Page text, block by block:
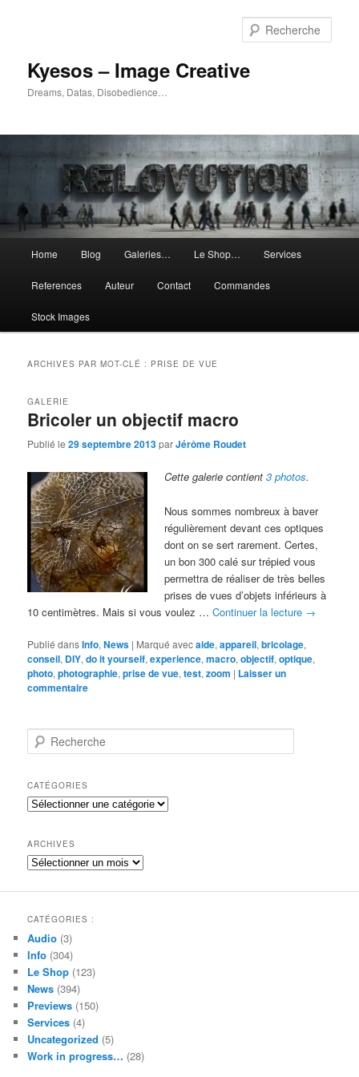
Kyesos – Image Creative
Dreams, Datas, Disobedience…
principal
Home Blog Galeries… Le Shop… Services
References Auteur Contact Commandes
Stock Images
ARCHIVES PAR MOT-CLÉ : PRISE DE VUE
Bricoler un objectif macro
GALERIE
Publié le29 septembre 2013parJérôme Roudet
Cette galerie contient3 photos.
Nous sommes nombreux à baver
régulièrement devant ces optiques
dont on se sert rarement. Certes,
un bon 300 calé sur trépied vous
permettra de réaliser de très belles
prises de vues d’objets inférieurs à
10 centimètres. Mais si vous voulez …Continuer la lecture →
Publié dansInfo,News | Marqué avecaide,appareil,bricolage,
conseil, DIY,do it yourself,experience,macro,objectif,optique,
photo,photographie,prise de vue,test,zoom | Laisser un
commentaire
e
h
e
r
h
e
CATÉGORIES
Catégories
ARCHIVES
Archives
CATÉGORIES :
Audio (3)
Info (304)
Le Shop (123)
News (394)
Previews (150)
Services (4)
Uncategorized (5)
Work in progress… (28)